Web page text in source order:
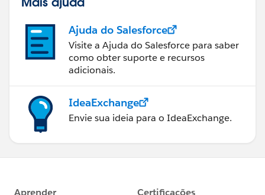
Ajuda do Salesforce
Visite a Ajuda do Salesforce para saber
como obter suporte e recursos
adicionais.
IdeaExchange
Envie sua ideia para o IdeaExchange.